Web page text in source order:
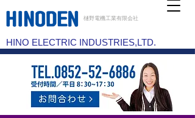
樋野電機工業有限会社
HINO ELECTRIC INDUSTRIES,LTD.